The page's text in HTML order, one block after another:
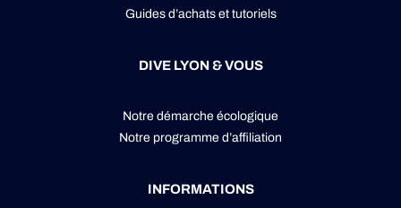
Guides d’achats et tutoriels
DIVE LYON & VOUS
Notre démarche écologique
Notre programme d’affiliation
INFORMATIONS